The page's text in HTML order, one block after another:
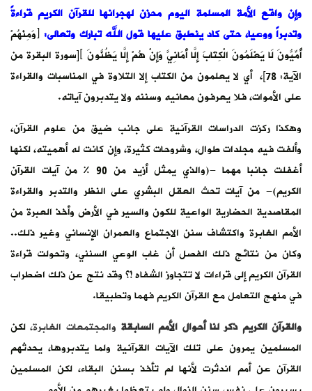
وإن واقع الأمة المسلمة اليوم محزن لهجرانها للقرآن الكريم قراءةً
وتدبراً ووعيا، حتى كاد ينطبق عليها قول الله تبارك وتعالى:﴿وَمِنْهُمْ
أُمِّيُّونَ لَا يَعْلَمُونَ الْكِتَابَ إِلَّا أَمَانِيَّ وَإِنْ هُمْ إِلَّا يَظُنُّونَ ﴾[سورة البقرة من
الآية: 78]، أي لا يعلمون من الكتاب إلا التلاوة في المناسبات والقراءة
على الأموات، فلا يعرفون معانيه وسننه ولا يتدبرون آياته.
وهكذا ركزت الدراسات القرآنية على جانب ضيق من علوم القرآن،
وألفت فيه مجلدات طوال، وشروحات كثيرة، وإن كانت له أهميته، لكنها
أغفلت جانبا مهما -(والذي يمثل أزيد من 90 % من آيات القرآن
الكريم)- من آيات تحث العقل البشري على النظر والتدبر والقراءة
المقاصدية الحضارية الواعية للكون والسير في الأرض وأخذ العبرة من
الأمم الغابرة واكتشاف سنن الاجتماع والعمران الإنساني وغير ذلك..
وكان من نتائج ذلك الفصل أن غاب الوعي السنني، وتحولت قراءة
القرآن الكريم إلى قراءات لا تتجاوز الشفاه !؟ وقد نتج عن ذلك اضطراب
في منهج التعامل مع القرآن الكريم فهما وتطبيقا.
والقرآن الكريم ذكر لنا أحوال الأمم السابقة والمجتمعات الغابرة،لكن
المسلمين يمرون على تلك الآيات القرآنية ولما يتدبروها، يحدثهم
القرآن عن أمم اندثرت لأنها لم تأخذ بسنن البقاء، لكن المسلمين